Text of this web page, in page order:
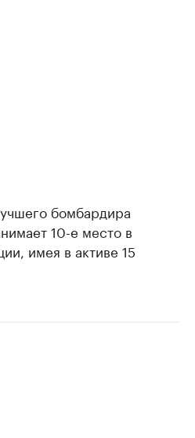
бомбардира
10-е место в
имея в активе 15